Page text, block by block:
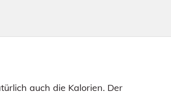
auch die Kalorien. Der